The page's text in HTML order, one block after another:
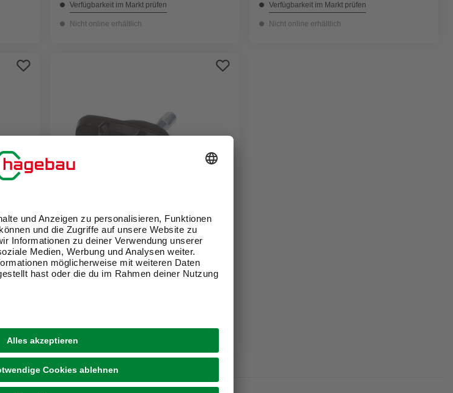
Verfügbarkeit im Markt prüfen
Nicht online erhältlich
Verfügbarkeit im Markt prüfen
Nicht online erhältlich
PROPHETE
Bremsschuhe, 2 Stk., schwarz